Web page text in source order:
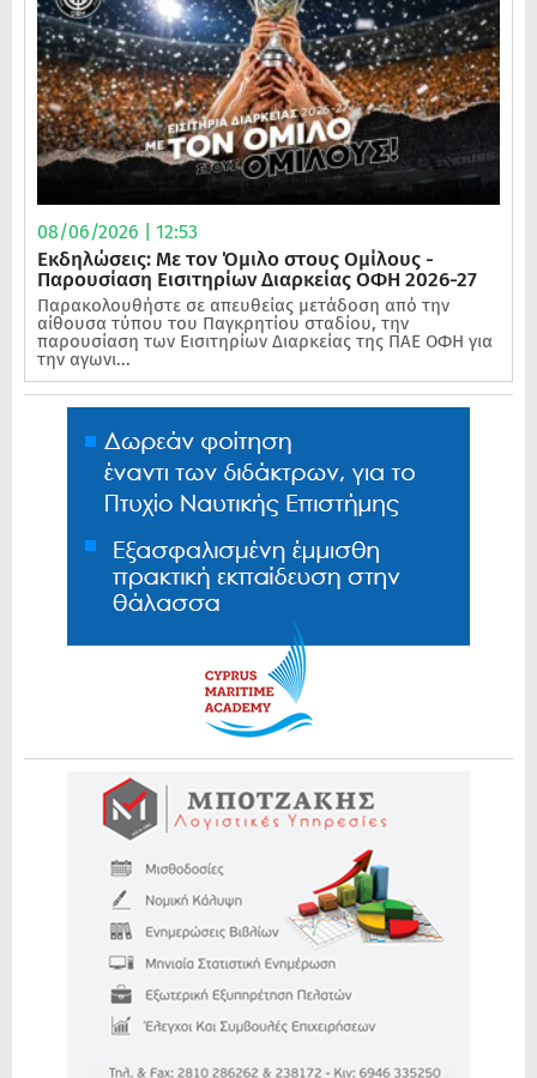
08/06/2026 | 12:53
Εκδηλώσεις: Με τον Όμιλο στους Ομίλους -
Παρουσίαση Εισιτηρίων Διαρκείας ΟΦΗ 2026-27
Παρακολουθήστε σε απευθείας μετάδοση από την
αίθουσα τύπου του Παγκρητίου σταδίου, την
παρουσίαση των Εισιτηρίων Διαρκείας της ΠΑΕ ΟΦΗ για
την αγωνι...